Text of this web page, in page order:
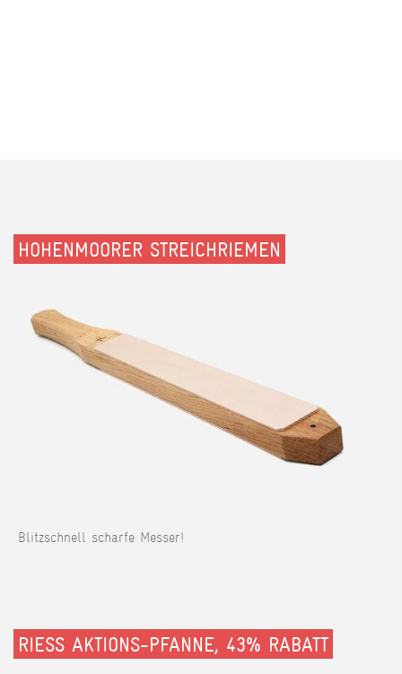
HOHENMOORER STREICHRIEMEN
Blitzschnell scharfe Messer!
RIESS AKTIONS-PFANNE, 43% RABATT